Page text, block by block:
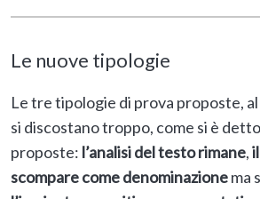
Le nuove tipologie
Le tre tipologie di prova proposte, al
si discostano troppo, come si è
proposte: l’analisi del testo rimane,
scompare come denominazionema